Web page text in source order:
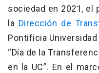
sociedad en 2021, el
la Dirección de
Pontificia Universidad
“Día de la
en la UC”. En el